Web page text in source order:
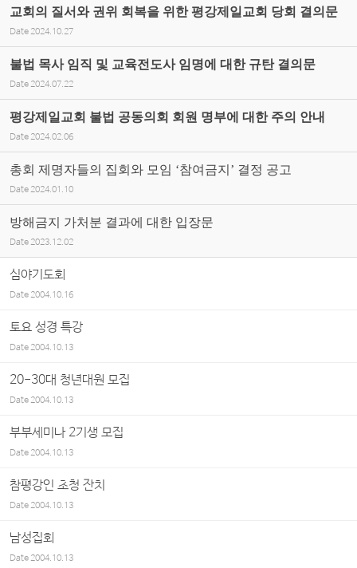
교회의 질서와 권위 회복을 위한 평강제일교회 당회 결의문
Date 2024.10.27
불법 목사 임직 및 교육전도사 임명에 대한 규탄 결의문
Date 2024.07.22
평강제일교회 불법 공동의회 회원 명부에 대한 주의 안내
Date 2024.02.06
총회 제명자들의 집회와 모임 ‘참여금지’ 결정 공고
Date 2024.01.10
방해금지 가처분 결과에 대한 입장문
Date 2023.12.02
심야기도회
Date2004.10.16
토요 성경 특강
Date2004.10.13
20-30대 청년대원 모집
Date2004.10.13
부부세미나 2기생 모집
Date2004.10.13
참평강인 초청 잔치
Date2004.10.13
남성집회
Date2004.10.13